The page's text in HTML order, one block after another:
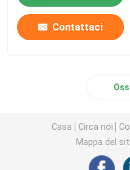
Contattaci
Casa Circa noi
Mappa del